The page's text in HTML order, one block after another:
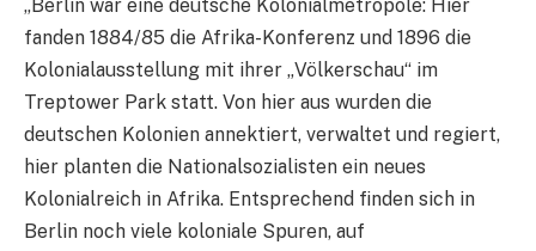
„Berlin war eine deutsche Kolonialmetropole: Hier
fanden 1884/85 die Afrika-Konferenz und 1896 die
Kolonialausstellung mit ihrer „Völkerschau“ im
Treptower Park statt. Von hier aus wurden die
deutschen Kolonien annektiert, verwaltet und regiert,
hier planten die Nationalsozialisten ein neues
Kolonialreich in Afrika. Entsprechend finden sich in
Berlin noch viele koloniale Spuren, auf